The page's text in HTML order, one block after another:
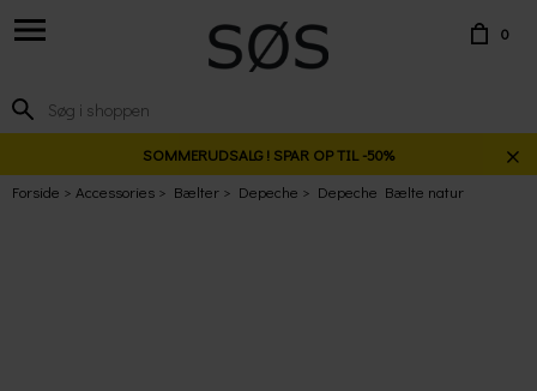
0
SOMMERUDSALG ! SPAR OP TIL -50%
Forside
Accessories Bælter Depeche Depeche Bælte natur